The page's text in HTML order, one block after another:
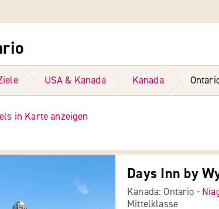
USA & Kanada Kanada
in Karte anzeigen
Days Inn by
Kanada: Ontario -
Mittelklasse